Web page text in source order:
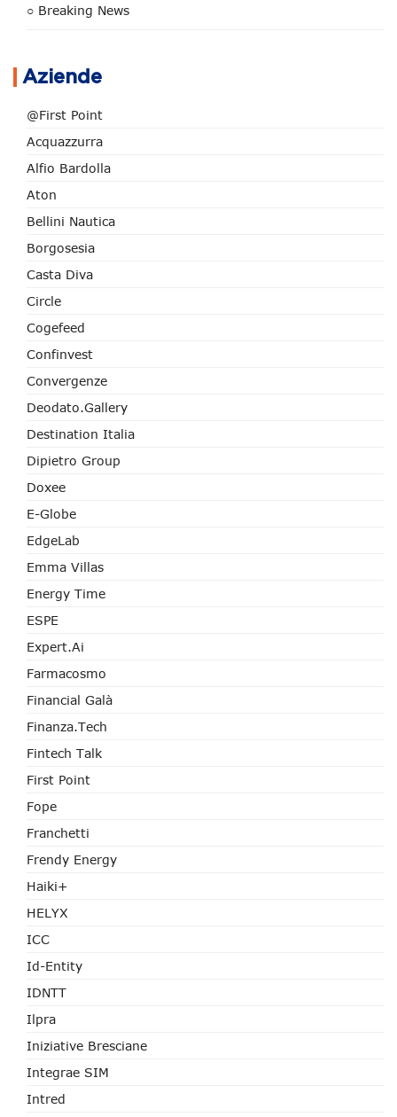
○ Breaking News
Aziende
@First Point
Acquazzurra
Alfio Bardolla
Aton
Bellini Nautica
Borgosesia
Casta Diva
Circle
Cogefeed
Confinvest
Convergenze
Deodato.Gallery
Destination Italia
Dipietro Group
Doxee
E-Globe
EdgeLab
Emma Villas
Energy Time
ESPE
Expert.ai
Farmacosmo
Financial Galà
Finanza.tech
Fintech Talk
First Point
Fope
Franchetti
Frendy Energy
Haiki+
HELYX
ICC
Id-Entity
IDNTT
Ilpra
Iniziative Bresciane
Integrae SIM
Intred